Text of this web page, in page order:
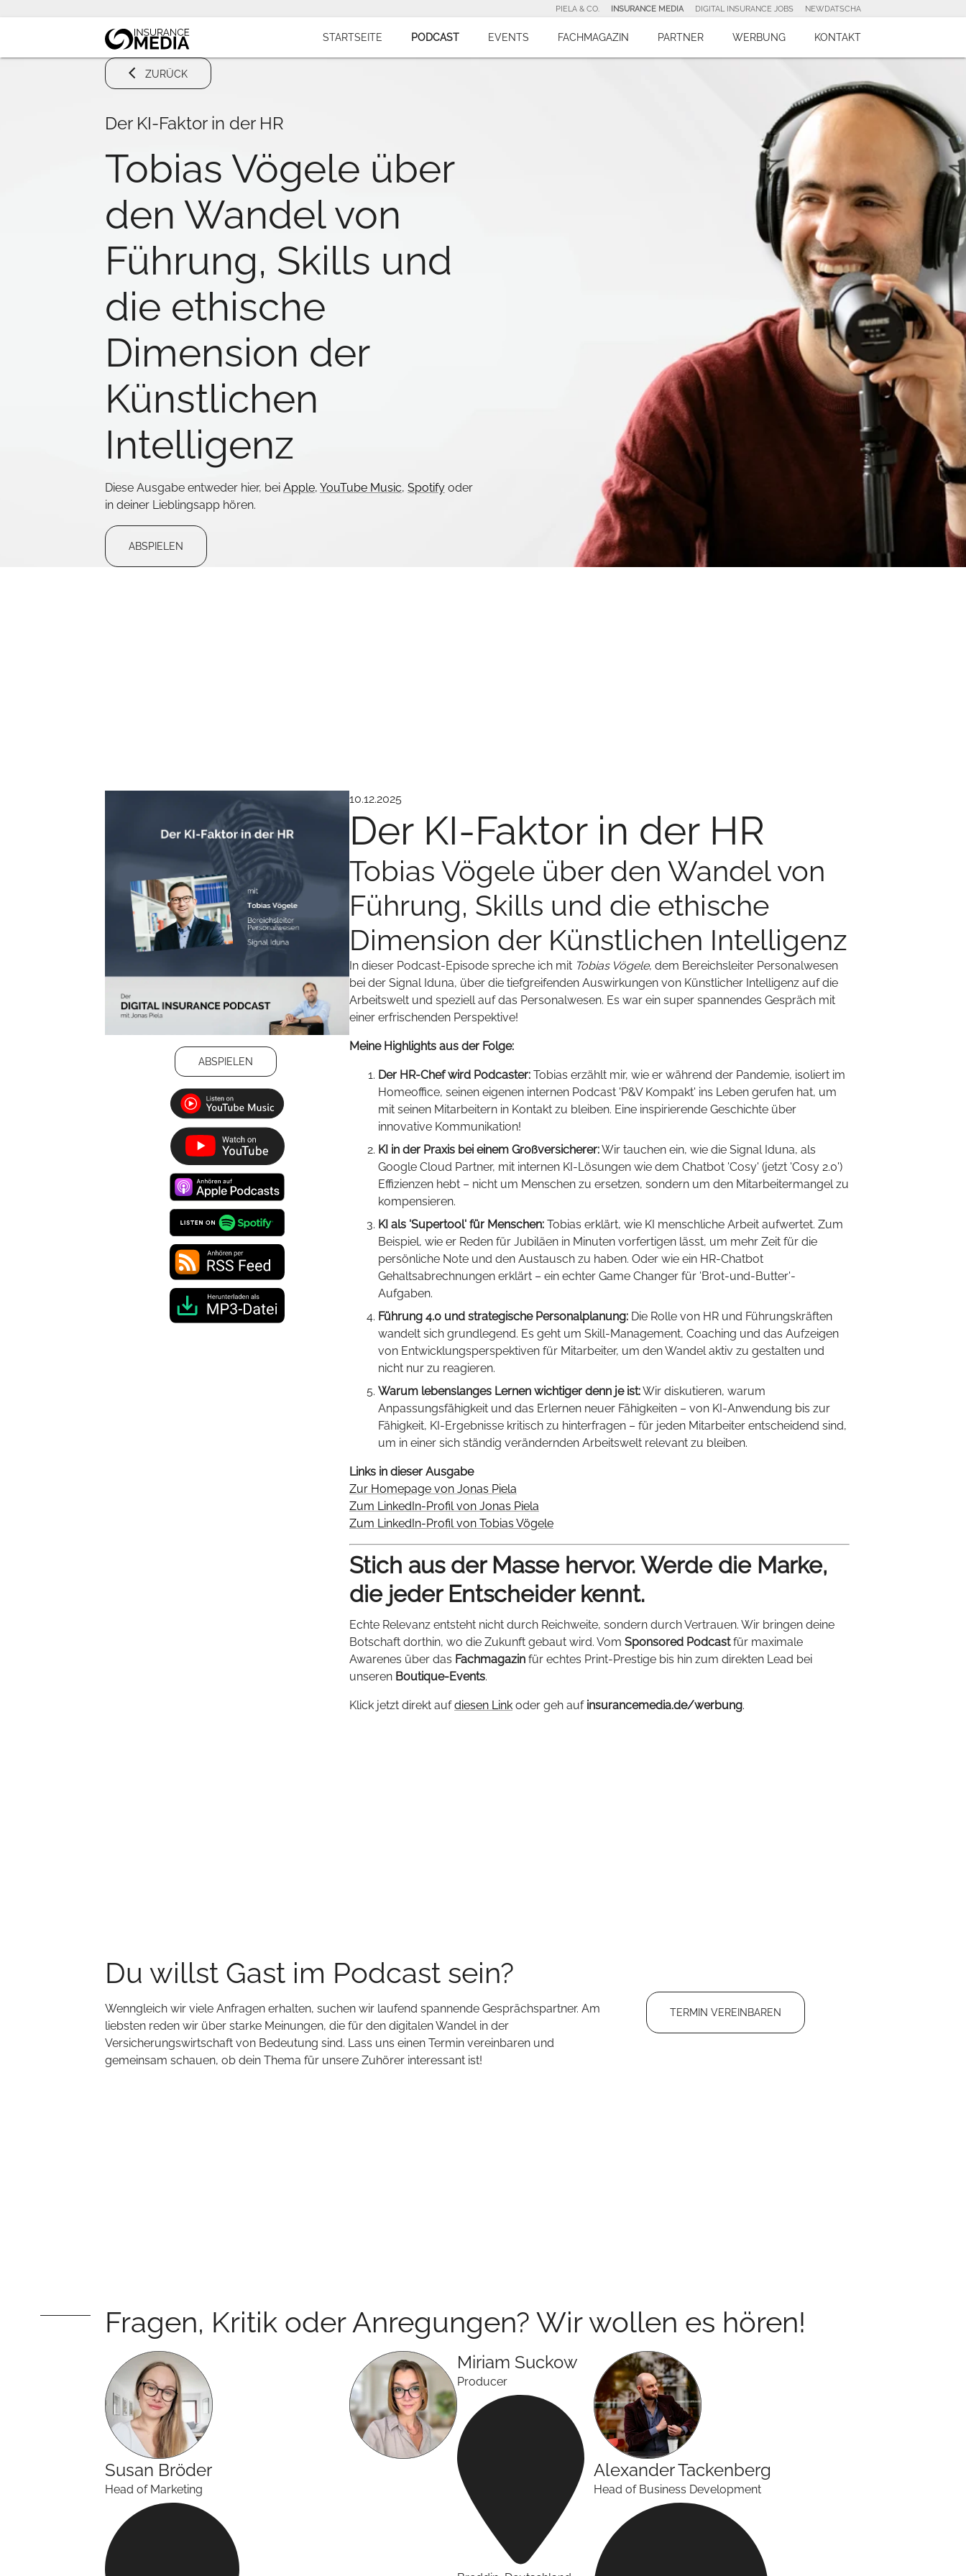
PIELA & CO. INSURANCE MEDIA DIGITAL INSURANCE JOBS NEWDATSCHA
STARTSEITE PODCAST EVENTS FACHMAGAZIN PARTNER WERBUNG KONTAKT
ZURÜCK
Der KI-Faktor in der HR
Tobias Vögele über
den Wandel von
Führung, Skills und
die ethische
Dimension der
Künstlichen
Intelligenz
Diese Ausgabe entweder hier, bei Apple, YouTube Music, Spotify oder
in deiner Lieblingsapp hören.
ABSPIELEN
ABSPIELEN
10.12.2025
Der KI-Faktor in der HR
Tobias Vögele über den Wandel von
Führung, Skills und die ethische
Dimension der Künstlichen Intelligenz
In dieser Podcast-Episode spreche ich mit Tobias Vögele, dem Bereichsleiter Personalwesen
bei der Signal Iduna, über die tiefgreifenden Auswirkungen von Künstlicher Intelligenz auf die
Arbeitswelt und speziell auf das Personalwesen. Es war ein super spannendes Gespräch mit
einer erfrischenden Perspektive!
Meine Highlights aus der Folge:
Der HR-Chef wird Podcaster: Tobias erzählt mir, wie er während der Pandemie, isoliert im
Homeoffice, seinen eigenen internen Podcast 'P&V Kompakt' ins Leben gerufen hat, um
mit seinen Mitarbeitern in Kontakt zu bleiben. Eine inspirierende Geschichte über
innovative Kommunikation!
KI in der Praxis bei einem Großversicherer:Wir tauchen ein, wie die Signal Iduna, als
Google Cloud Partner, mit internen KI-Lösungen wie dem Chatbot 'Cosy' (jetzt 'Cosy 2.0')
Effizienzen hebt – nicht um Menschen zu ersetzen, sondern um den Mitarbeitermangel zu
kompensieren.
KI als 'Supertool' für Menschen: Tobias erklärt, wie KI menschliche Arbeit aufwertet. Zum
Beispiel, wie er Reden für Jubiläen in Minuten vorfertigen lässt, um mehr Zeit für die
persönliche Note und den Austausch zu haben. Oder wie ein HR-Chatbot
Gehaltsabrechnungen erklärt – ein echter Game Changer für 'Brot-und-Butter'-
Aufgaben.
Führung 4.0 und strategische Personalplanung: Die Rolle von HR und Führungskräften
wandelt sich grundlegend. Es geht um Skill-Management, Coaching und das Aufzeigen
von Entwicklungsperspektiven für Mitarbeiter, um den Wandel aktiv zu gestalten und
nicht nur zu reagieren.
Warum lebenslanges Lernen wichtiger denn je ist:Wir diskutieren, warum
Anpassungsfähigkeit und das Erlernen neuer Fähigkeiten – von KI-Anwendung bis zur
Fähigkeit, KI-Ergebnisse kritisch zu hinterfragen – für jeden Mitarbeiter entscheidend sind,
um in einer sich ständig verändernden Arbeitswelt relevant zu bleiben.
Links in dieser Ausgabe
Zur Homepage von Jonas Piela
Zum LinkedIn-Profil von Jonas Piela
Zum LinkedIn-Profil von Tobias Vögele
Stich aus der Masse hervor. Werde die Marke,
die jeder Entscheider kennt.
Echte Relevanz entsteht nicht durch Reichweite, sondern durch Vertrauen. Wir bringen deine
Botschaft dorthin, wo die Zukunft gebaut wird. Vom Sponsored Podcastfür maximale
Awarenes über das Fachmagazin für echtes Print-Prestige bis hin zum direkten Lead bei
unseren Boutique-Events.
Klick jetzt direkt aufdiesen Link oder geh auf insurancemedia.de/werbung.
Du willst Gast im Podcast sein?
Wenngleich wir viele Anfragen erhalten, suchen wir laufend spannende Gesprächspartner. Am
liebsten reden wir über starke Meinungen, die für den digitalen Wandel in der
Versicherungswirtschaft von Bedeutung sind. Lass uns einen Termin vereinbaren und
gemeinsam schauen, ob dein Thema für unsere Zuhörer interessant ist!
TERMIN VEREINBAREN
Fragen, Kritik oder Anregungen? Wir wollen es hören!
Susan Bröder
Head of Marketing
Miriam Suckow
Producer
AlexanderTackenberg
Head of Business Development